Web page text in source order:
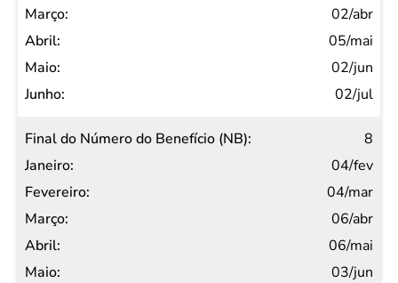
02/abr
05/mai
02/jun
02/jul
8
04/fev
04/mar
06/abr
06/mai
03/jun